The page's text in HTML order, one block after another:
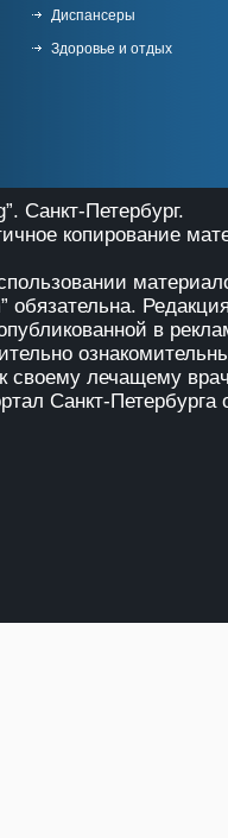
Диспансеры
Здоровье и отдых
Санкт-Петербург.
копирование
обязательна.
в
своему лечащему
Санкт-